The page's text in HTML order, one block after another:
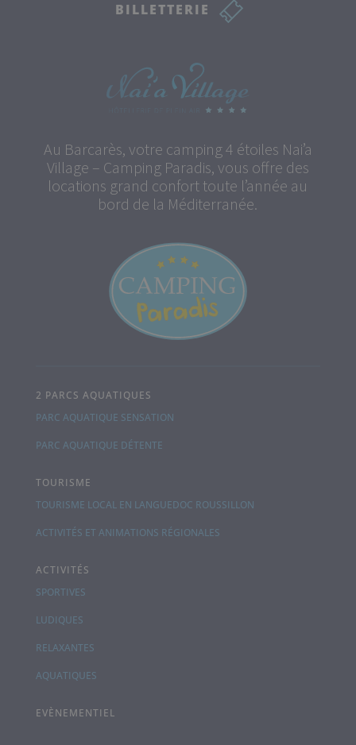
BILLETTERIE
Au Barcarès, votre camping 4 étoiles Nai’a
Village – Camping Paradis, vous offre des
locations grand confort toute l’année au
bord de la Méditerranée.
2 PARCS AQUATIQUES
PARC AQUATIQUE SENSATION
PARC AQUATIQUE DÉTENTE
TOURISME
TOURISME LOCAL EN LANGUEDOC ROUSSILLON
ACTIVITÉS ET ANIMATIONS RÉGIONALES
ACTIVITÉS
SPORTIVES
LUDIQUES
RELAXANTES
AQUATIQUES
EVÈNEMENTIEL